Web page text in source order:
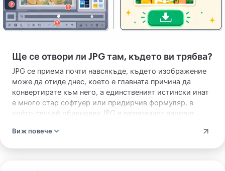
Ще се отвори ли JPG там, където ви трябва?
JPG се приема почти навсякъде, където изображение
може да отиде днес, което е главната причина да
конвертирате към него, а единственият истински инат
е много стар софтуер или придирчив формуляр, в
който случай обикновен JPG е резервният вариант,
стена.
Виж повече